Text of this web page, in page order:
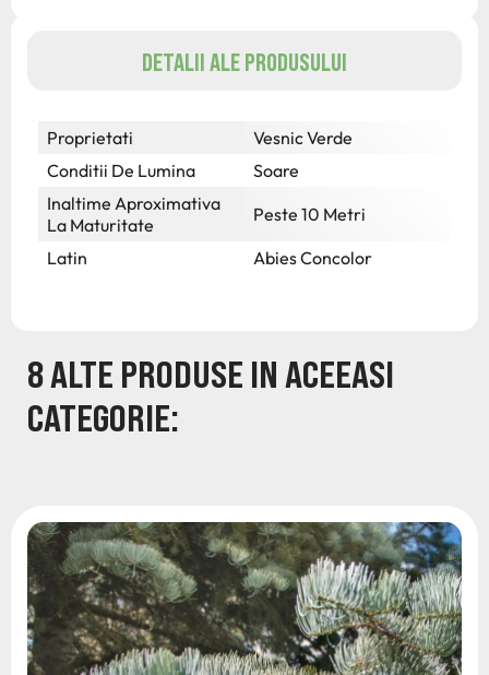
DETALII ALE PRODUSULUI
Proprietati
Vesnic Verde
Conditii De Lumina
Soare
Inaltime Aproximativa
La Maturitate
Peste 10 Metri
Latin
Abies Concolor
8 ALTE PRODUSE IN ACEEASI
CATEGORIE: